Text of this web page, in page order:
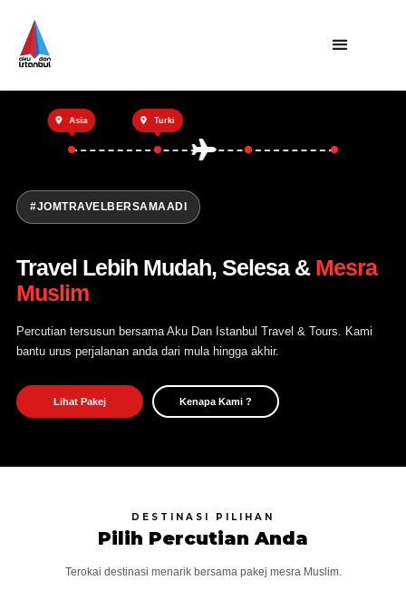
Utama
Private Trip
Open Trip
Tentang Kami
Hubungi Kami
Asia Turki
#JOMTRAVELBERSAMAADI
Travel Lebih Mudah, Selesa & Mesra
Muslim
Percutian tersusun bersama Aku Dan Istanbul Travel & Tours. Kami
bantu urus perjalanan anda dari mula hingga akhir.
Lihat Pakej Kenapa Kami ?
DESTINASI PILIHAN
Pilih Percutian Anda
Terokai destinasi menarik bersama pakej mesra Muslim.